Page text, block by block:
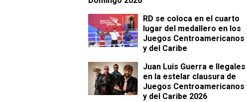
RD se coloca en el cuarto
lugar del medallero en los
Juegos Centroamericanos
y del Caribe
Juan Luis Guerra e Ilegales
en la estelar clausura de
Juegos Centroamericanos
y del Caribe 2026